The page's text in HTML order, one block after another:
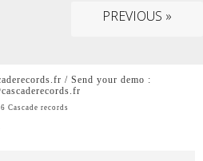
PREVIOUS »
/ Send your demo :
Cascade records